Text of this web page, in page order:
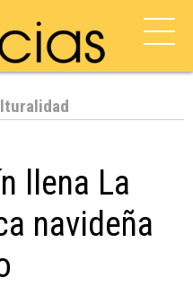
llena La
navideña